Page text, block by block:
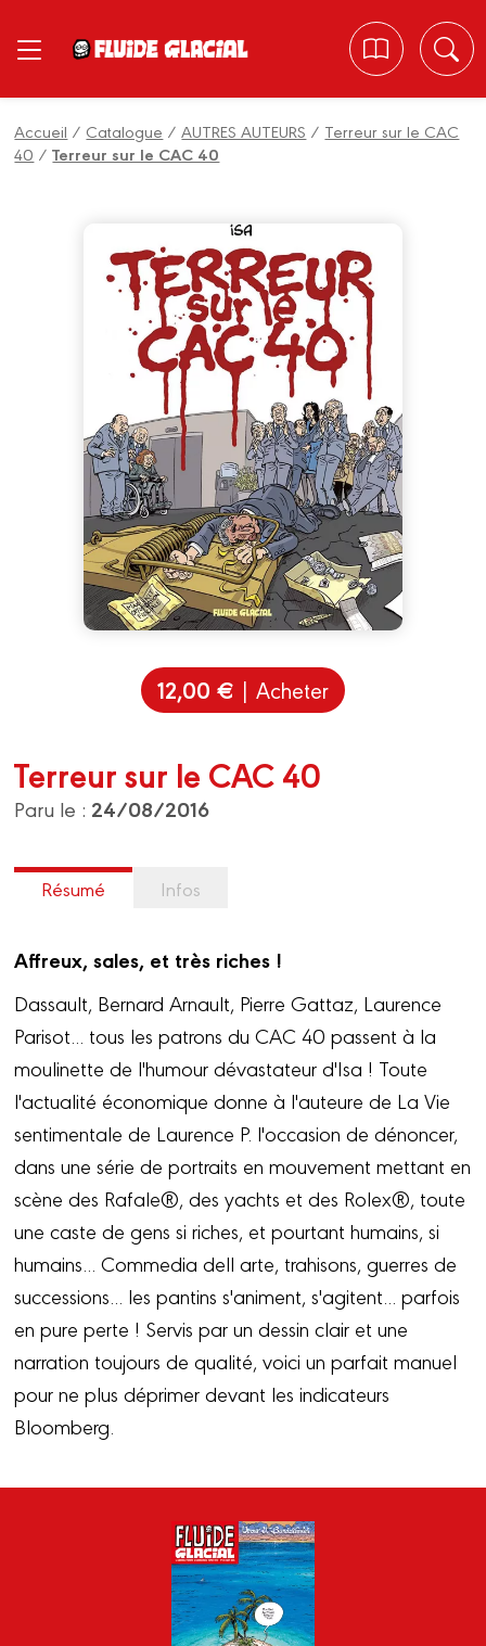
Accueil / Catalogue /AUTRES AUTEURS / Terreur sur le CAC
40 /Terreur sur le CAC 40
12,00 € | Acheter
Terreur sur le CAC 40
Paru le : 24/08/2016
Résumé Infos
Affreux, sales, et très riches !
Dassault, Bernard Arnault, Pierre Gattaz, Laurence
Parisot... tous les patrons du CAC 40 passent à la
moulinette de l'humour dévastateur d'Isa ! Toute
l'actualité économique donne à l'auteure de La Vie
sentimentale de Laurence P. l'occasion de dénoncer,
dans une série de portraits en mouvement mettant en
scène des Rafale®, des yachts et des Rolex®, toute
une caste de gens si riches, et pourtant humains, si
humains... Commedia dell arte, trahisons, guerres de
successions... les pantins s'animent, s'agitent... parfois
en pure perte ! Servis par un dessin clair et une
narration toujours de qualité, voici un parfait manuel
pour ne plus déprimer devant les indicateurs
Bloomberg.